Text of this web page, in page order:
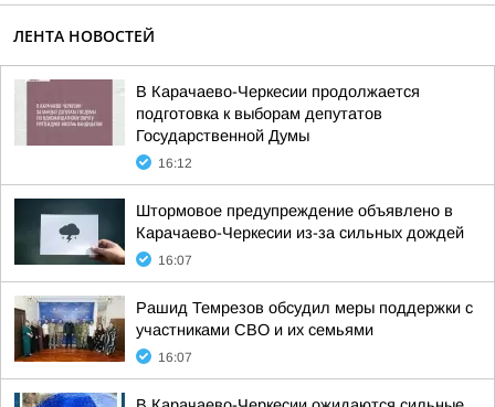
ЛЕНТА НОВОСТЕЙ
В Карачаево-Черкесии продолжается
подготовка к выборам депутатов
Государственной Думы
16:12
Штормовое предупреждение объявлено в
Карачаево-Черкесии из-за сильных дождей
16:07
Рашид Темрезов обсудил меры поддержки с
участниками СВО и их семьями
16:07